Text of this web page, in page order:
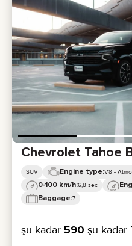
Chevrolet Tahoe
SUV Engine type:V8 -
0-100 km/h:6,8 sec
Baggage:7
şu kadar 590 şu kadar